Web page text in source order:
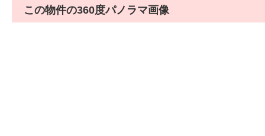
この物件の360度パノラマ画像